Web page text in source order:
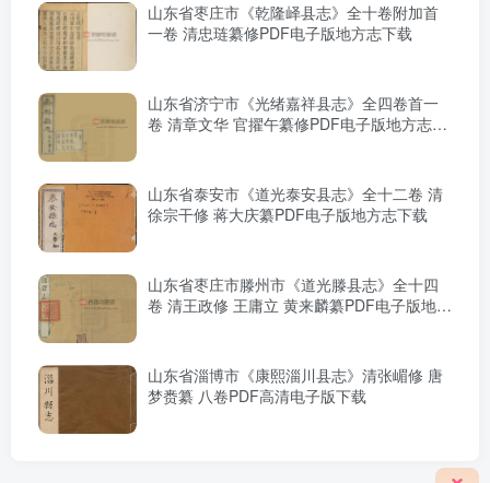
山东省枣庄市《乾隆峄县志》全十卷附加首
一卷 清忠琏纂修PDF电子版地方志下载
山东省济宁市《光绪嘉祥县志》全四卷首一
卷 清章文华 官擢午纂修PDF电子版地方志下
山东省泰安市《道光泰安县志》全十二卷 清
徐宗干修 蒋大庆纂PDF电子版地方志下载
山东省枣庄市滕州市《道光滕县志》全十四
卷 清王政修 王庸立 黄来麟纂PDF电子版地方
山东省淄博市《康熙淄川县志》清张嵋修 唐
梦赉纂 八卷PDF高清电子版下载